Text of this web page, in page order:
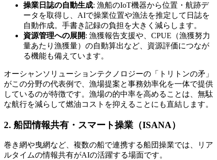
操業日誌の自動生成: 漁船のIoT機器から位置・航跡デ
ータを取得し、AIで操業位置や漁法を推定して日誌を
自動作成。手書き記録の負担を大きく減らします。
資源管理への展開: 漁獲報告支援や、CPUE（漁獲努力
量あたり漁獲量）の自動算出など、資源評価につなが
る機能も備えています。
オーシャンソリューションテクノロジーの「トリトンの矛」
がこの分野の代表例で、漁場提案と事務効率化を一体で提供
しているのが特徴です。漁場の的中率を高めることは、無駄
な航行を減らして燃油コストを抑えることにも直結します。
2. 船団情報共有・スマート操業（ISANA）
巻き網や曳網など、複数の船で連携する船団操業では、リア
ルタイムの情報共有がAIの活躍する場面です。